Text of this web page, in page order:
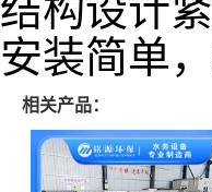
结构设计
安装简单
相关产品：